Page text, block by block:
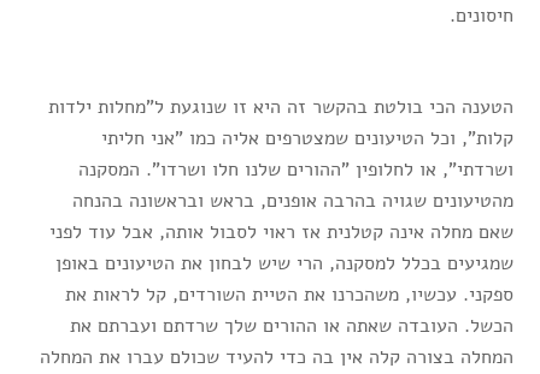
חיסונים.
הטענה הכי בולטת בהקשר זה היא זו שנוגעת ל"מחלות ילדות
קלות", וכל הטיעונים שמצטרפים אליה כמו "אני חליתי
ושרדתי", או לחלופין "ההורים שלנו חלו ושרדו". המסקנה
מהטיעונים שגויה בהרבה אופנים, בראש ובראשונה בהנחה
שאם מחלה אינה קטלנית אז ראוי לסבול אותה, אבל עוד לפני
שמגיעים בכלל למסקנה, הרי שיש לבחון את הטיעונים באופן
ספקני. עכשיו, משהכרנו את הטיית השורדים, קל לראות את
הכשל. העובדה שאתה או ההורים שלך שרדתם ועברתם את
המחלה בצורה קלה אין בה כדי להעיד שכולם עברו את המחלה